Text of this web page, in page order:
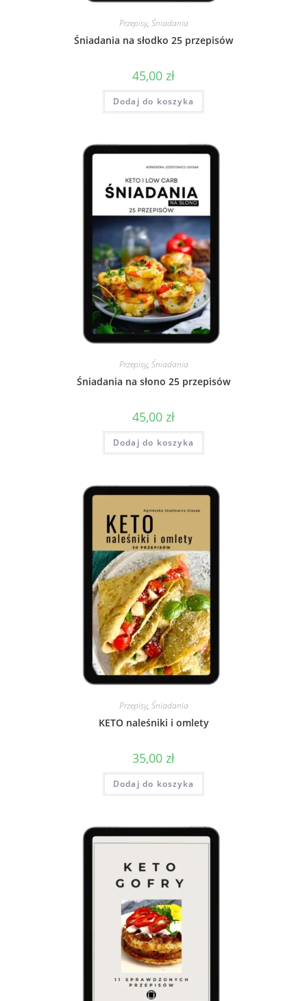
Przepisy, Śniadania
Śniadania na słodko 25 przepisów
45,00 zł
Dodaj do koszyka
Przepisy, Śniadania
Śniadania na słono 25 przepisów
45,00 zł
Dodaj do koszyka
Przepisy, Śniadania
KETO naleśniki i omlety
35,00 zł
Dodaj do koszyka